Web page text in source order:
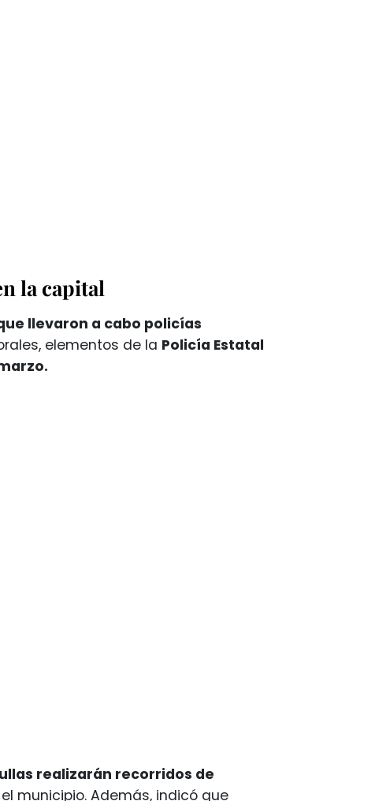
la capital
llevaron a cabo policías
elementos de la Policía Estatal
realizarán recorridos de
municipio. Además, indicó que